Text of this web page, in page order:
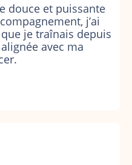
douce et puissante
j’ai
je traînais depuis
avec ma